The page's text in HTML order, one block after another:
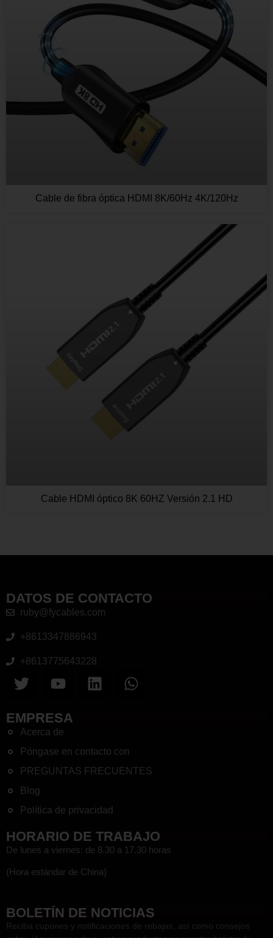
Cable de fibra óptica HDMI 8K/60Hz 4K/120Hz
Cable HDMI óptico 8K 60HZ Versión 2.1 HD
DATOS DE CONTACTO
ruby@fycables.com
+8613347886943
+8613775643228
EMPRESA
Acerca de
Póngase en contacto con
PREGUNTAS FRECUENTES
Blog
Política de privacidad
BOLETÍN DE NOTICIAS
Reciba cupones y notificaciones de rebajas, así como consejos
HORARIO DE TRABAJO
De lunes a viernes: de 8.30 a 17.30 horas
(Hora estándar de China)